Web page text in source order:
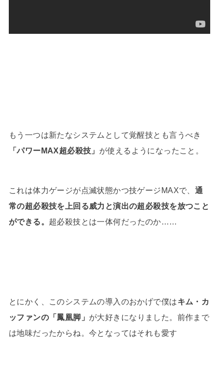
もう一つは新たなシステムとして覚醒技とも言うべき
「パワーMAX超必殺技」 が使えるようになったこと。
これは体力ゲージが点滅状態かつ技ゲージMAXで、 通
常の超必殺技を上回る威力と演出の超必殺技を放つこと
ができる。 超必殺技とは一体何だったのか……
とにかく、このシステムの導入のおかげで僕はキム・カ
ッファンの「鳳凰脚」 が大好きになりました。前作まで
は地味だったからね。今となってはそれも愛す